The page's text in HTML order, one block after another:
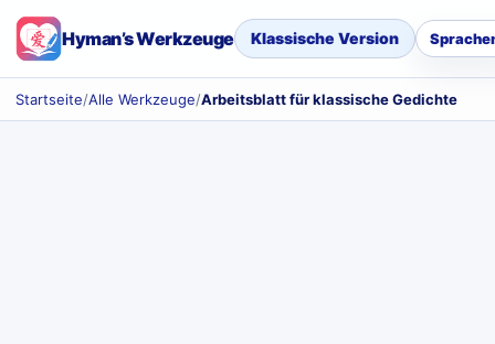
Hyman’s Werkzeuge Klassische Version
Startseite/Alle Werkzeuge/Arbeitsblatt für klassische Gedichte